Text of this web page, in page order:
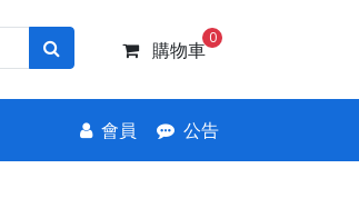
購物車
0
會員 公告